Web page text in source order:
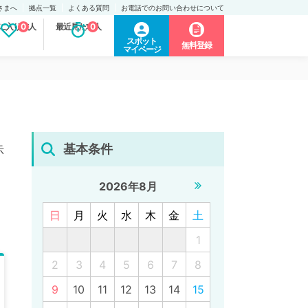
まへ 拠点一覧 よくある質問 お電話でのお問い合わせについて
入り求人
0 最近見た求人
0
スポット
マイページ
無料登録
基本条件
2026年8月
日 月 火 水 木 金
土
1
2
3 4 5 6 7
8
9
10 11 12 13 14
15